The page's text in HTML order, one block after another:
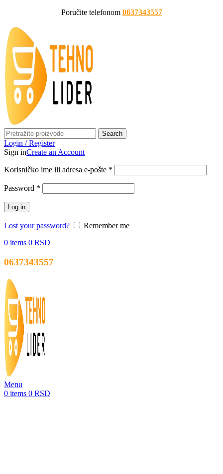
Poručite telefonom 0637343557
Search
Login / Register
Sign inCreate an Account
Korisničko ime ili adresa e-pošte *
Password *
Log in
Lost your password?
Remember me
0 items 0 RSD
0637343557
Menu
0 items 0 RSD